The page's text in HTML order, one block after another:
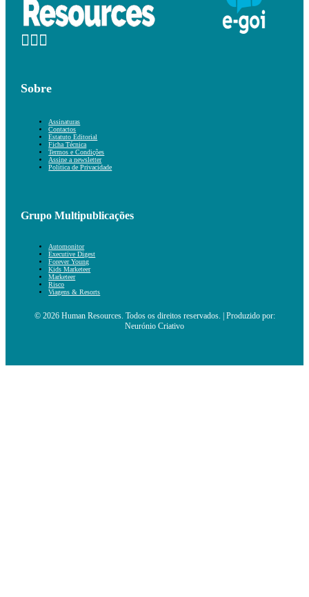
Sobre
Assinaturas
Contactos
Estatuto Editorial
Ficha Técnica
Termos e Condições
Assine a newsletter
Política de Privacidade
Grupo Multipublicações
Automonitor
Executive Digest
Forever Young
Kids Marketeer
Marketeer
Risco
Viagens & Resorts
© 2026 Human Resources. Todos os direitos reservados. | Produzido por:
Neurónio Criativo